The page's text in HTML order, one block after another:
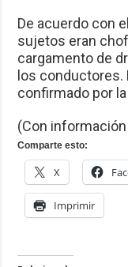
De acuerdo con
sujetos eran
cargamento de
los
confirmado por la
(Con
Comparte esto:
X
Imprimir